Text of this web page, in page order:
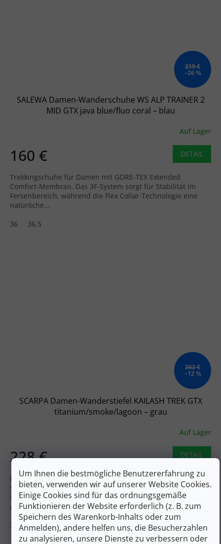
Um Ihnen die bestmögliche Benutzererfahrung zu
bieten, verwenden wir auf unserer Website Cookies.
Einige Cookies sind für das ordnungsgemäße
Funktionieren der Website erforderlich (z. B. zum
Speichern des Warenkorb-Inhalts oder zum
Anmelden), andere helfen uns, die Besucherzahlen
zu analysieren, unsere Dienste zu verbessern oder
219 €
–26 %
SALEWA Damen-Wanderschuhe WS ALP TRAINER 2
MID GTX java blue/fluo coral – blau
Auf Lager
160 € DETAIL
Trekkingschuhe für Damen mit GORE-TEX Extended
Comfort-Membran. Das 3F-System sorgt für Stabilität im
Fersenbereich, während die Flex Collar-Technologie eine
natürliche...
36
36,5
262 €
–12 %
SCARPA Damen-Wanderstiefel KAILASH TREK GTX
titanium/smoke/lagoon – grau
Auf Lager
228 € DETAIL
Die Damen-Knöchelstiefel Scarpa Kailash Trek GTX Wmn
sind ein bewährter Klassiker in der Outdoor-Welt, der
speziell auf die Anatomie des weiblichen Fußes
zugeschnitten ist.
37
37,5 38 38,5 39,5 40 40,5 41